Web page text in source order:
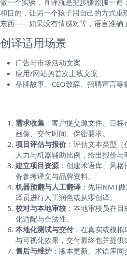
和目的，让另一个孩子用自己的方式重
东西——如果没有情感对等，语言准确
创译适用场景
广告与市场活动文案
应用/网站的首次上线文案
品牌故事、CEO致辞、招聘宣言
需求收集 ：客户提交源文件、目
画像、交付时间、保密要求。
项目评估与报价 ：评估文本类型
人力与机器辅助比例，给出报价与
建立项目资源 ：创建术语库、风
备参考译文与品牌资料。
机器预翻与人工翻译 ：先用NMT
译员进行人工润色或从零创译。
校对与本地审校 ：本地审校员在
化适配与合法性。
本地化测试与交付 ：在真实或模
与可视化效果，交付最终包并提供
售后与维护 ：版本更新、术语库同